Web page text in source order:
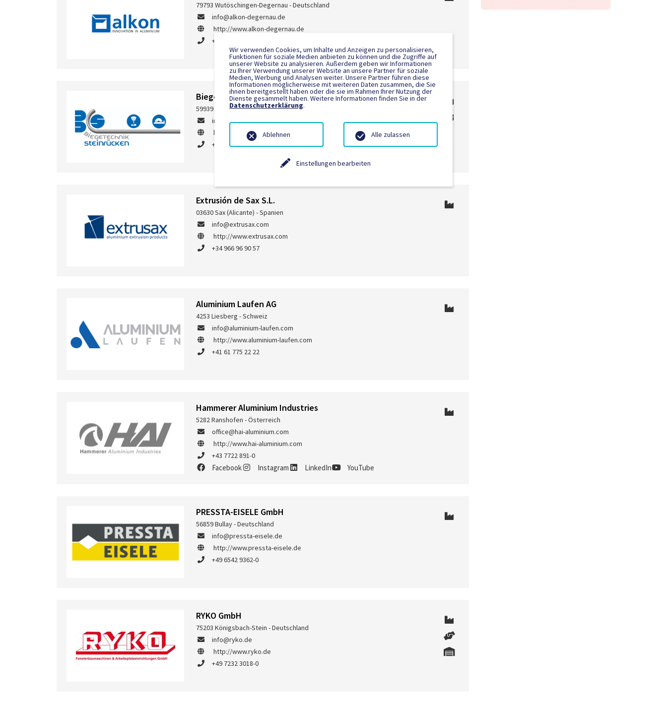
79793 Wutöschingen-Degernau - Deutschland
info@alkon-degernau.de
http://www.alkon-degernau.de
+49 7746 9209-0
Biegetechnik Steinrücken GmbH & Co. KG
59939 Olsberg-Bruchhausen - Deutschland
info@biegetechnik-steinruecken.de
http://www.biegetechnik-steinruecken.de
+49 2962 979140
Extrusión de Sax S.L.
03630 Sax (Alicante) - Spanien
info@extrusax.com
http://www.extrusax.com
+34 966 96 90 57
Aluminium Laufen AG
4253 Liesberg - Schweiz
info@aluminium-laufen.com
http://www.aluminium-laufen.com
+41 61 775 22 22
Hammerer Aluminium Industries
5282 Ranshofen - Österreich
office@hai-aluminium.com
http://www.hai-aluminium.com
+43 7722 891-0
Facebook Instagram LinkedIn YouTube
PRESSTA-EISELE GmbH
56859 Bullay - Deutschland
info@pressta-eisele.de
http://www.pressta-eisele.de
+49 6542 9362-0
RYKO GmbH
75203 Königsbach-Stein - Deutschland
info@ryko.de
http://www.ryko.de
+49 7232 3018-0
Wir verwenden Cookies, um Inhalte und Anzeigen zu personalisieren,
Funktionen für soziale Medien anbieten zu können und die Zugriffe auf
unserer Website zu analysieren. Außerdem geben wir Informationen
zu Ihrer Verwendung unserer Website an unsere Partner für soziale
Medien, Werbung und Analysen weiter. Unsere Partner führen diese
Informationen möglicherweise mit weiteren Daten zusammen, die Sie
ihnen bereitgestellt haben oder die sie im Rahmen Ihrer Nutzung der
Dienste gesammelt haben. Weitere Informationen finden Sie in der
Datenschutzerklärung.
Einstellungen bearbeiten
Ablehnen Alle zulassen